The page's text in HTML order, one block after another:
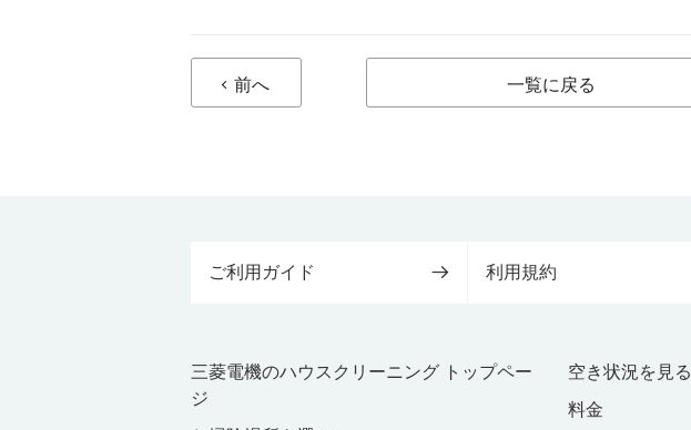
前へ 一覧に戻る
ご利用ガイド 利用規約
三菱電機のハウスクリーニング トップペー
ジ
空き状況を見る
料金